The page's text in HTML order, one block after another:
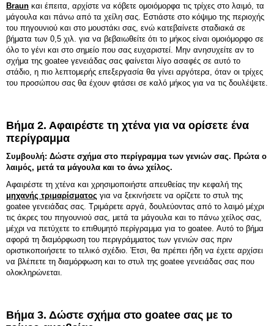
Braun και έπειτα, αρχίστε να κόβετε ομοιόμορφα τις τρίχες στο λαιμό, τα
μάγουλα και πάνω από τα χείλη σας. Εστιάστε στο κόψιμο της περιοχής
του πηγουνιού και στο μουστάκι σας, ενώ κατεβαίνετε σταδιακά σε
βήματα των 0,5 χιλ. για να βεβαιωθείτε ότι το μήκος είναι ομοιόμορφο σε
όλο το γένι και στο σημείο που σας ευχαριστεί. Μην ανησυχείτε αν το
σχήμα της goatee γενειάδας σας φαίνεται λίγο ασαφές σε αυτό το
στάδιο, η πιο λεπτομερής επεξεργασία θα γίνει αργότερα, όταν οι τρίχες
του προσώπου σας θα έχουν φτάσει σε καλό μήκος για να τις δουλέψετε.
Βήμα 2. Αφαιρέστε τη χτένα για να ορίσετε ένα
περίγραμμα
Συμβουλή: Δώστε σχήμα στο περίγραμμα των γενιών σας. Πρώτα ο
λαιμός, μετά τα μάγουλα και το άνω χείλος.
Αφαιρέστε τη χτένα και χρησιμοποιήστε απευθείας την κεφαλή της
μηχανής τριμαρίσματος για να ξεκινήσετε να ορίζετε το στυλ της
goatee γενειάδας σας. Τριμάρετε αργά, δουλεύοντας από το λαιμό μέχρι
τις άκρες του πηγουνιού σας, μετά τα μάγουλα και το πάνω χείλος σας,
μέχρι να πετύχετε το επιθυμητό περίγραμμα για το goatee. Αυτό το βήμα
αφορά τη διαμόρφωση του περιγράμματος των γενιών σας πριν
οριστικοποιήσετε το τελικό σχέδιο. Έτσι, θα πρέπει ήδη να έχετε αρχίσει
να βλέπετε τη διαμόρφωση και το στυλ της goatee γενειάδας σας που
ολοκληρώνεται.
Βήμα 3. Δώστε σχήμα στο goatee σας με το